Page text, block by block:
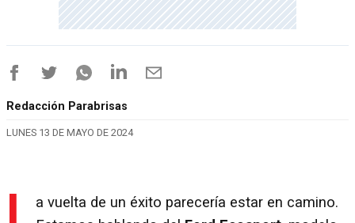
Redacción Parabrisas
LUNES 13 DE MAYO DE 2024
a vuelta de un éxito parecería estar en camino.